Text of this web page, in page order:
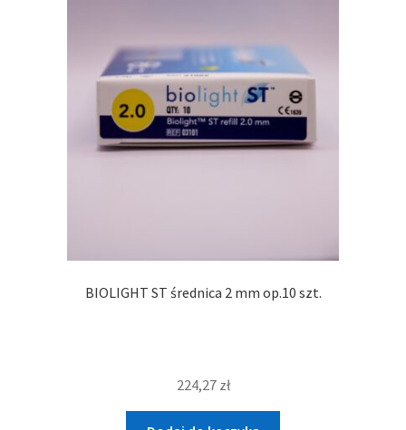
BIOLIGHT ST średnica 2 mm op.10 szt.
224,27 zł